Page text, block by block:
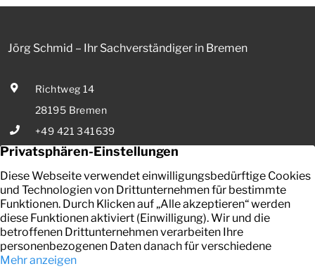
energetischer Sanierung binnen 54 Monaten nach
Jörg Schmid – Ihr Sachverständiger in Bremen
Richtweg 14
28195 Bremen
+49 421 341639
E-Mail senden
Ihr zuverlässiger Partner in Bremen für die Bewertung von
bebauten und unbebauten Grundstücken, Mieten und Pachten.